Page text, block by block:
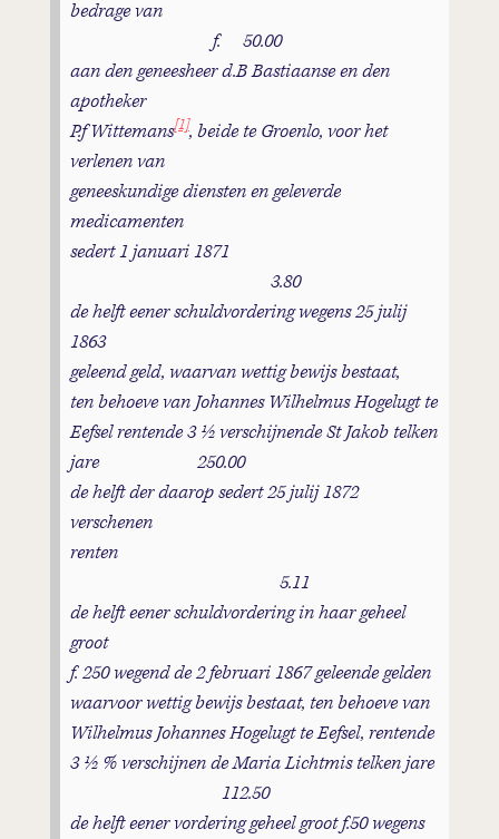
bedrage van
f. 50.00
aan den geneesheer d.B Bastiaanse en den
apotheker
P.f Wittemans[1], beide te Groenlo, voor het
verlenen van
geneeskundige diensten en geleverde
medicamenten
sedert 1 januari 1871
3.80
de helft eener schuldvordering wegens 25 julij
1863
geleend geld, waarvan wettig bewijs bestaat,
ten behoeve van Johannes Wilhelmus Hogelugt te
Eefsel rentende 3 ½ verschijnende St Jakob telken
jare 250.00
de helft der daarop sedert 25 julij 1872
verschenen
renten
5.11
de helft eener schuldvordering in haar geheel
groot
f. 250 wegend de 2 februari 1867 geleende gelden
waarvoor wettig bewijs bestaat, ten behoeve van
Wilhelmus Johannes Hogelugt te Eefsel, rentende
3 ½ % verschijnen de Maria Lichtmis telken jare
112.50
de helft eener vordering geheel groot f.50 wegens